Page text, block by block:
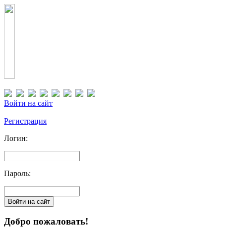
Войти на сайт
Регистрация
Логин:
Пароль:
Добро пожаловать!